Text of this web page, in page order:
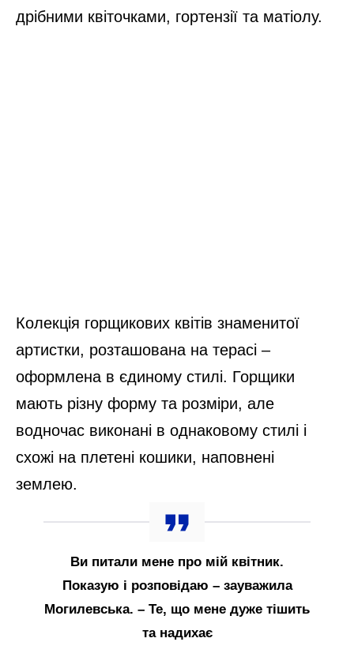
дрібними квіточками, гортензії та матіолу.
Колекція горщикових квітів знаменитої
артистки, розташована на терасі –
оформлена в єдиному стилі. Горщики
мають різну форму та розміри, але
водночас виконані в однаковому стилі і
схожі на плетені кошики, наповнені
землею.
Ви питали мене про мій квітник.
Показую і розповідаю – зауважила
Могилевська. – Те, що мене дуже тішить
та надихає